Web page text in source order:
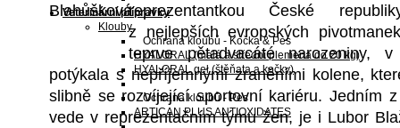
Veterinární přípravky
Klouby
Ochrana kloubů - Kočka & Pes
HYALORAL(malá a střední plemena do 20 kg)
HYALORAL gel(štěňata a kočky)
Ochrana kloubů - Pes
ARTICAN PLUS ANTIOXIDATES
reprezentantkou České
z nejlepších evropských
teprve pětadvacáté narozeniny,
potýkala s nepříjemnými zraněními kolene,
slibně se rozvíjející sportovní kariéru. Jedním
vede v reprezentačním týmu žen, je i Lubor